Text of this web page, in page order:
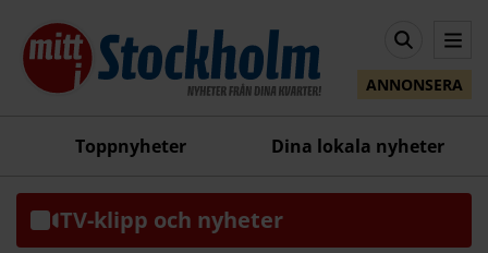
ANNONSERA
Toppnyheter Dina lokala nyheter
TV-klipp och nyheter